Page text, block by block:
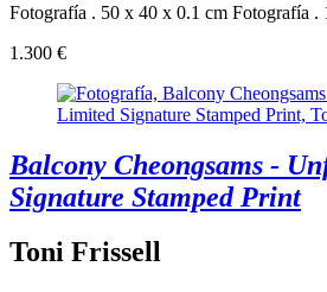
Fotografía . 50 x 40 x 0.1 cm Fotografía .
1.300 €
Balcony Cheongsams -
Signature Stamped Print
Toni Frissell